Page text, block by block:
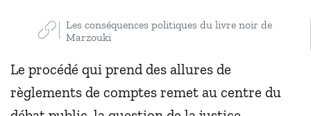
Les conséquences politiques du livre noir de
Marzouki
Le procédé qui prend des allures de
règlements de comptes remet au centre du